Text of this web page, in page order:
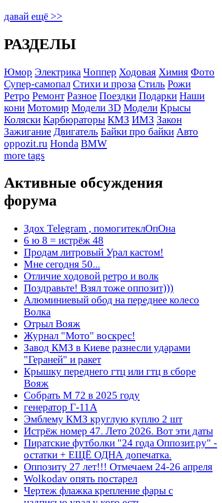
давай ещё >>
РАЗДЕЛЫ
Юмор Электрика Чоппер Ходовая Химия Фото
Супер-самопал Стихи и проза Стиль Рожи
Ретро Ремонт Разное Поездки Подарки Наши
кони Мотомир Модели 3D Модели Крысы
Коляски Карбюраторы КМЗ ИМЗ Закон
Зажигание Двигатель Байки про байки Авто
oppozit.ru Honda BMW
more tags
Активные обсуждения
форума
Здох Telegram , помогитеклОпОна
6 ю 8 = истрёж 48
Продам литровый Урал кастом!
Мне сегодня 50...
Отличие ходовой ретро и волк
Поздравьте! Взял тоже оппозит)))
Алюминиевый обод на переднее колесо
Волка
Отрыл Вояж
Журнал "Мото" воскрес!
Завод КМЗ в Киеве разнесли ударами
"Гераней" и ракет
Крышку переднего гтц или гтц в сборе
Вояж
Собрать М 72 в 2025 году
генератор Г-11А
Эмблему КМЗ круглую куплю 2 шт
Истрёж номер 47. Лето 2026. Вот эти даты
Пиратские футболки "24 года Оппозит.ру" -
остатки + ЕЩЁ ОДНА допечатка.
Оппозиту 27 лет!!! Отмечаем 24-26 апреля
Wolkodav опять постарел
Чертеж флажка крепление фары с